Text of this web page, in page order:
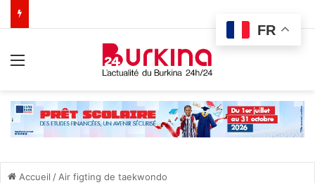
Accueil / Air figting de taekwondo
FR